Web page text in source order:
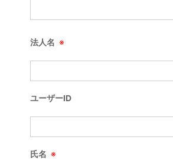
法人名 ※
ユーザーID
氏名 ※